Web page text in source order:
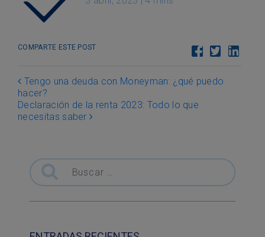
COMPARTE ESTE POST
Post navigation
Tengo una deuda con Moneyman: ¿qué puedo
hacer?
Declaración de la renta 2023: Todo lo que
necesitas saber
Buscar